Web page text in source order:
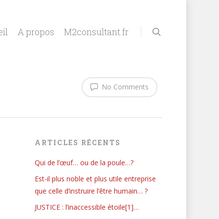
A propos M2consultant.fr
No Comments
ARTICLES RÉCENTS
Qui de l’œuf… ou de la poule…?
Est-il plus noble et plus utile entreprise
que celle d’instruire l’être humain… ?
JUSTICE : l’inaccessible étoile[1]…